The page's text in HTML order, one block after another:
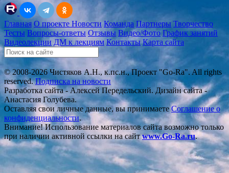
Главная О проекте Новости Команда Партнеры Творчество
Тесты Вопросы-ответы Отзывы Видео/Фото График занятий
Видеолекции ДМ к лекциям Контакты Карта сайта
© 2008-2026 Чистяков А.Н., к.пс.н., Проект "Go-Ra". All rights
reserved.Подписка на новости
Разработка сайта - Алексей Передельский. Дизайн сайта -
Анастасия Голубева.
Оставляя свои личные данные, вы принимаетеСоглашение о
конфиденциальности.
Внимание! Использование материалов сайта возможно только
при наличии активной ссылки на сайтwww.Go-Ra.ru.